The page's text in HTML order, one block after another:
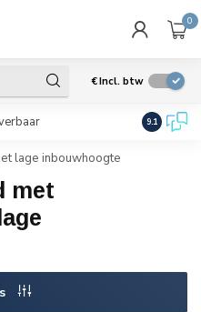
0
€Incl. btw
Wij
9.1
lage inbouwhoogte
met